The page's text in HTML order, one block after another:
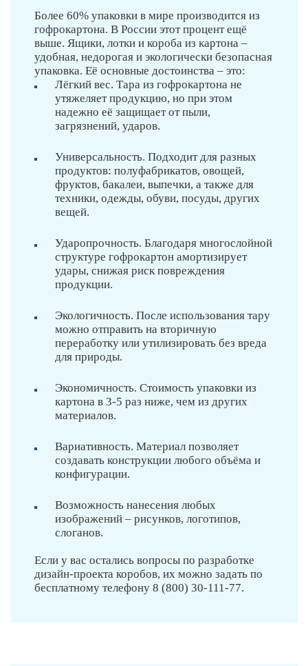
Более 60% упаковки в мире производится из
гофрокартона. В России этот процент ещё
выше. Ящики, лотки и короба из картона –
удобная, недорогая и экологически безопасная
упаковка. Её основные достоинства – это:
Лёгкий вес. Тара из гофрокартона не
утяжеляет продукцию, но при этом
надежно её защищает от пыли,
загрязнений, ударов.
Универсальность. Подходит для разных
продуктов: полуфабрикатов, овощей,
фруктов, бакалеи, выпечки, а также для
техники, одежды, обуви, посуды, других
вещей.
Ударопрочность. Благодаря многослойной
структуре гофрокартон амортизирует
удары, снижая риск повреждения
продукции.
Экологичность. После использования тару
можно отправить на вторичную
переработку или утилизировать без вреда
для природы.
Экономичность. Стоимость упаковки из
картона в 3-5 раз ниже, чем из других
материалов.
Вариативность. Материал позволяет
создавать конструкции любого объёма и
конфигурации.
Возможность нанесения любых
изображений – рисунков, логотипов,
слоганов.
Если у вас остались вопросы по разработке
дизайн-проекта коробов, их можно задать по
бесплатному телефону 8 (800) 30-111-77.